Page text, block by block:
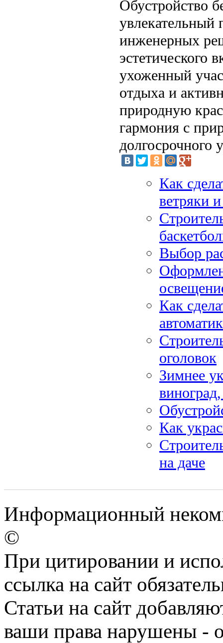
Обустройство
увлекательный
инженерных
эстетического
ухоженный
отдыха и
природную
гармония с
долгосрочного
Как
ветряки
Выбор
Как
оголовок
Зимнее
Как
на даче
Информационный
©
При цитировании и
ссылка на сайт
Статьи на сайт
ваши права нарушены -